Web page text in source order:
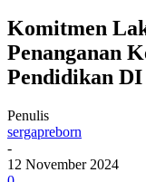
Komitmen
Penanganan
Pendidikan
Penulis
sergapreborn
-
12 November 2024